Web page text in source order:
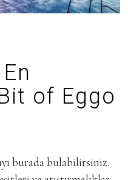
of Eggo
burada bulabilirsiniz.